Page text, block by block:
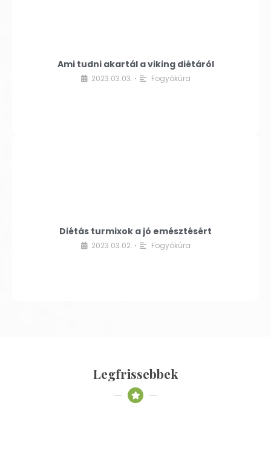
Ami tudni akartál a viking diétáról
2023.03.03. • Fogyókúra
Diétás turmixok a jó emésztésért
2023.03.02. • Fogyókúra
Legfrissebbek